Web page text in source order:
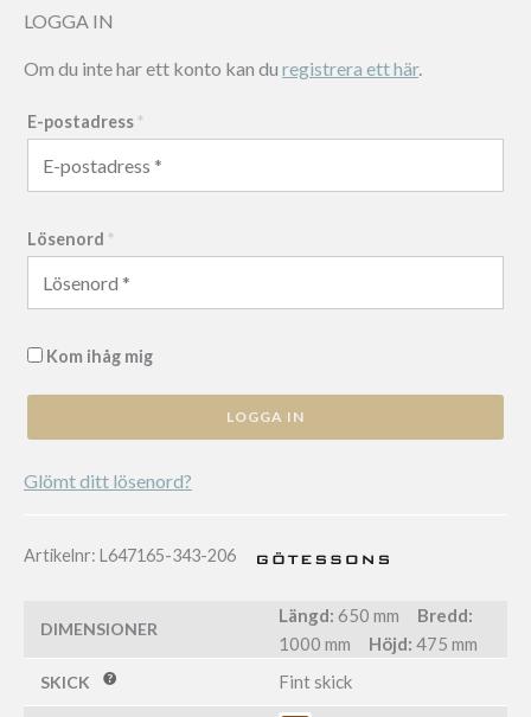
mängd
LOGGA IN
Om du inte har ett konto kan du registrera ett här.
E-postadress *
Lösenord *
Kom ihåg mig
LOGGA IN
Glömt ditt lösenord?
Artikelnr: L647165-343-206
DIMENSIONER
Längd: 650 mm
Bredd:
1000 mm
Höjd: 475 mm
SKICK Fint skick